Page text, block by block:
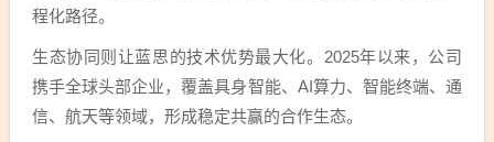
程化路径。
生态协同则让蓝思的技术优势最大化。2025年以来，公司
携手全球头部企业，覆盖具身智能、AI算力、智能终端、通
信、航天等领域，形成稳定共赢的合作生态。